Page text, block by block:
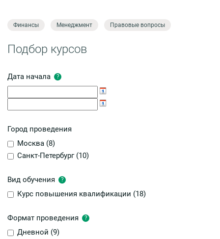
Финансы Менеджмент Правовые вопросы
Подбор курсов
Дата начала ?
Город проведения
Москва (8)
Санкт-Петербург (10)
Вид обучения ?
Курс повышения квалификации (18)
Формат проведения ?
Дневной (9)